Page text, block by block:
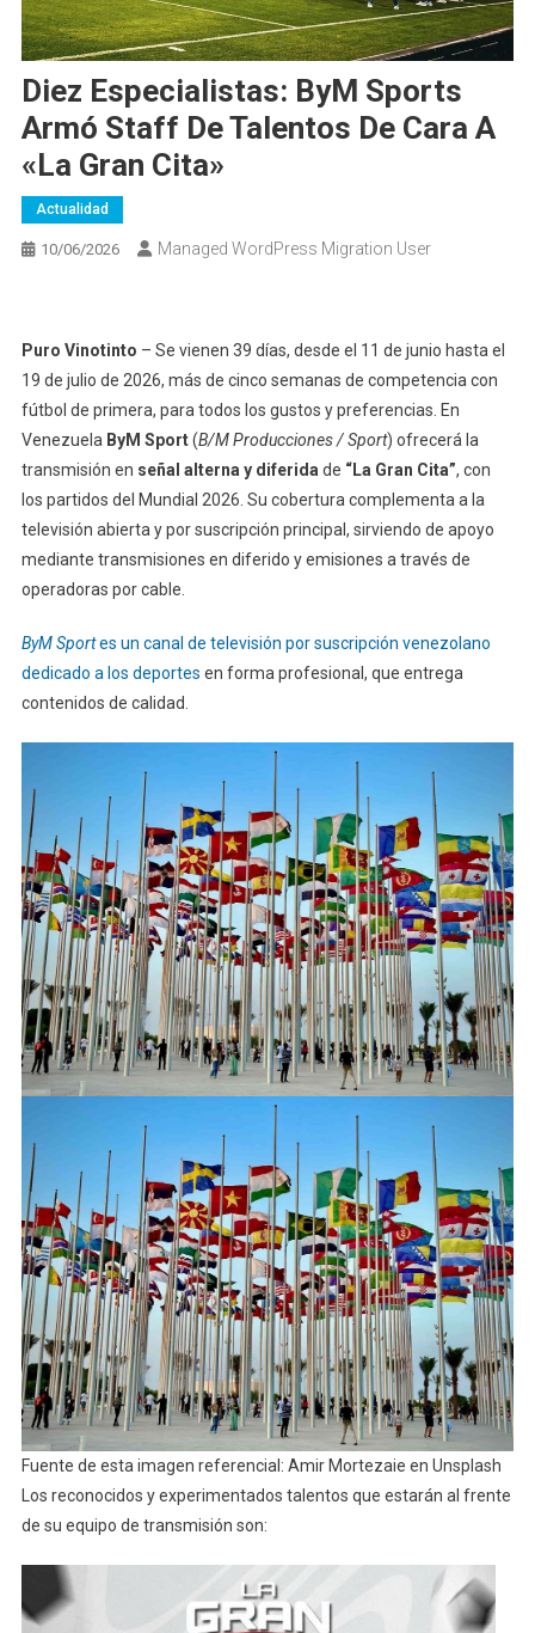
Diez Especialistas: ByM Sports
Armó Staff De Talentos De Cara A
«La Gran Cita»
Actualidad
10/06/2026 Managed WordPress Migration User
Puro Vinotinto – Se vienen 39 días, desde el 11 de junio hasta el
19 de julio de 2026, más de cinco semanas de competencia con
fútbol de primera, para todos los gustos y preferencias. En
Venezuela ByM Sport(B/M Producciones / Sport) ofrecerá la
transmisión en señal alterna y diferida de “La Gran Cita”, con
los partidos del Mundial 2026. Su cobertura complementa a la
televisión abierta y por suscripción principal, sirviendo de apoyo
mediante transmisiones en diferido y emisiones a través de
operadoras por cable.
ByM Sportes un canal de televisión por suscripción venezolano
dedicado a los deportes en forma profesional, que entrega
contenidos de calidad.
Fuente de esta imagen referencial: Amir Mortezaie en Unsplash
Los reconocidos y experimentados talentos que estarán al frente
de su equipo de transmisión son: